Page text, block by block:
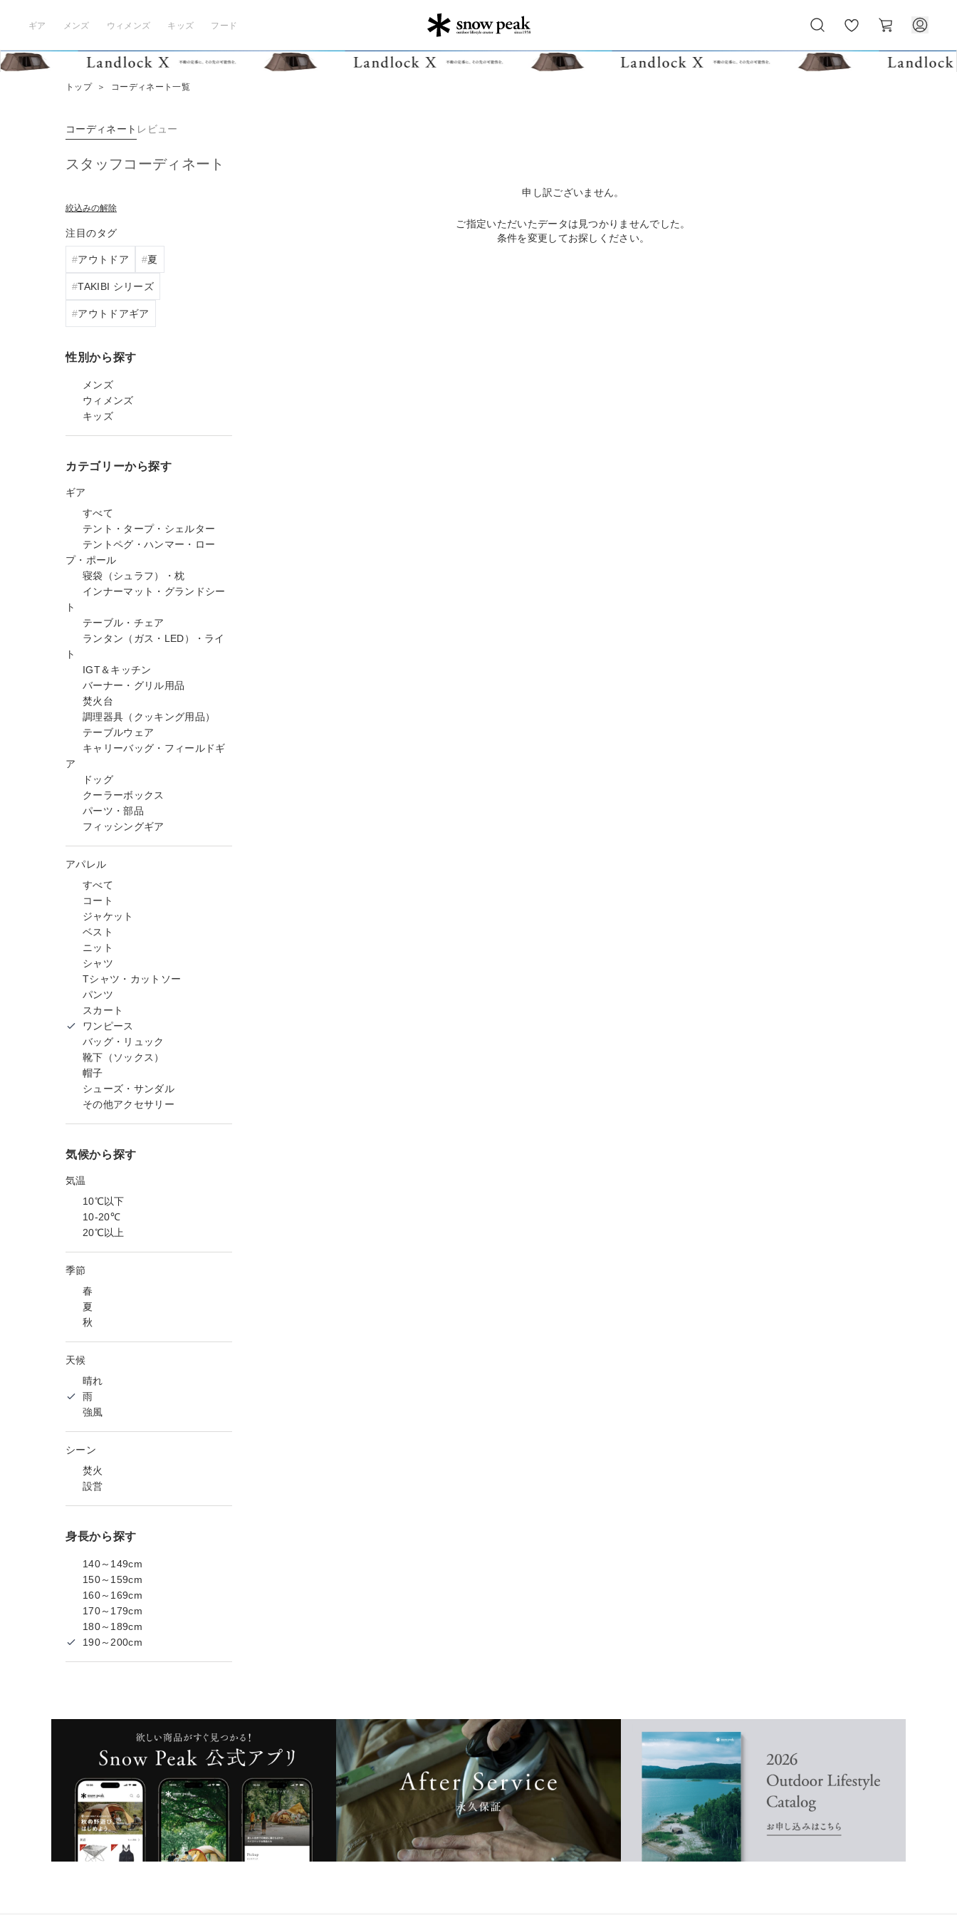
ギア メンズ ウィメンズ キッズ フード
気
に
ー
ト
トップ ＞ コーディネート一覧
コーディネート レビュー
スタッフコーディネート
絞込みの解除
注目のタグ
アウトドア 夏
TAKIBI シリーズ
アウトドアギア
性別から探す
メンズ
ウィメンズ
キッズ
カテゴリーから探す
ギア
すべて
テント・タープ・シェルター
テントペグ・ハンマー・ロー
プ・ポール
寝袋（シュラフ）・枕
インナーマット・グランドシー
ト
テーブル・チェア
ランタン（ガス・LED）・ライ
ト
IGT＆キッチン
バーナー・グリル用品
焚火台
調理器具（クッキング用品）
テーブルウェア
キャリーバッグ・フィールドギ
ア
ドッグ
クーラーボックス
パーツ・部品
フィッシングギア
アパレル
すべて
コート
ジャケット
ベスト
ニット
シャツ
Tシャツ・カットソー
パンツ
スカート
ワンピース
バッグ・リュック
靴下（ソックス）
帽子
シューズ・サンダル
その他アクセサリー
気候から探す
気温
10℃以下
10-20℃
20℃以上
季節
春
夏
秋
天候
晴れ
雨
強風
シーン
焚火
設営
身長から探す
140～149cm
150～159cm
160～169cm
170～179cm
180～189cm
190～200cm
申し訳ございません。
ご指定いただいたデータは見つかりませんでした。
条件を変更してお探しください。